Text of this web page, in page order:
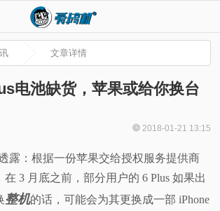
文章详情
电池缺货，苹果或给你换台
2018-01-21 13:15
露：根据一份苹果交给授权服务提供商
3 月底之前，部分用户的 6 Plus 如果出
整机的话，可能会为其更换成一部 iPhone